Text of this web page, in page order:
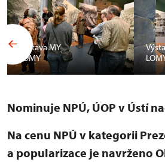
Výstava MY
LOMY
Nominuje NPÚ, ÚOP v Ústí
Na cenu NPÚ v kategorii
a popularizace je navrženo